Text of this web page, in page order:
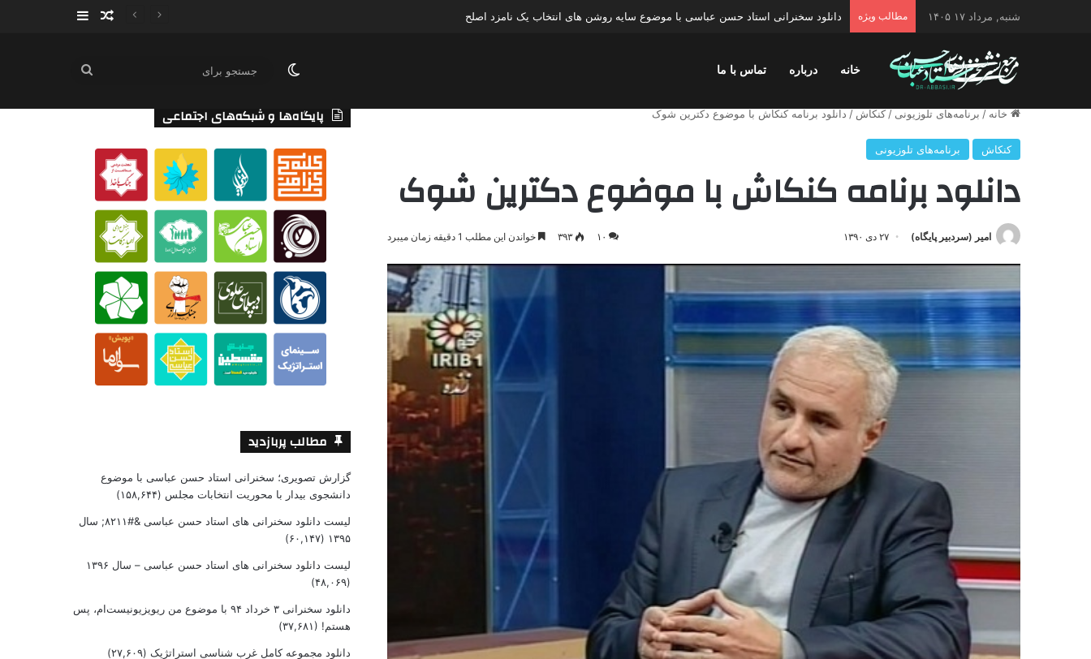
شنبه, مرداد ۱۷ ۱۴۰۵ مطالب ویژه دانلود سخنرانی استاد حسن عباسی با موضوع چهار انتخاب ۱۴۰۰ نوشته تصادفی
سایدبار
خانه درباره تماس با ما تغییر پوسته
جستجو
خانه / برنامه‌های تلوزیونی / کنکاش / دانلود برنامه کنکاش با موضوع دکترین شوک
کنکاش برنامه‌های تلوزیونی
دانلود برنامه کنکاش با موضوع دکترین شوک
امیر (سردبیر پایگاه) ۲۷ دی ۱۳۹۰ ۱۰ ۳۹۳ خواندن این مطلب 1 دقیقه زمان میبرد
پایگاه‌ها و شبکه‌های اجتماعی
مطالب پربازدید
گزارش تصویری؛ سخنرانی استاد حسن عباسی با موضوع
دانشجوی بیدار با محوریت انتخابات مجلس (۱۵۸,۶۴۴)
لیست دانلود سخنرانی های استاد حسن عباسی &#۸۲۱۱; سال
۱۳۹۵ (۶۰,۱۴۷)
لیست دانلود سخنرانی های استاد حسن عباسی – سال ۱۳۹۶
(۴۸,۰۶۹)
دانلود سخنرانی ۳ خرداد ۹۴ با موضوع من ریویزیونیست‌ام، پس
هستم! (۳۷,۶۸۱)
دانلود مجموعه کامل غرب شناسی استراتژیک (۲۷,۶۰۹)